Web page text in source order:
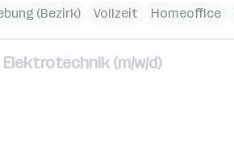
(Bezirk) Vollzeit Homeoffice
(m/w/d)